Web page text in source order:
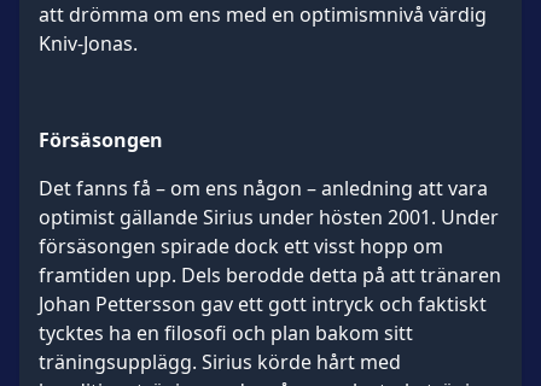
att drömma om ens med en optimismnivå värdig
Kniv-Jonas.
Försäsongen
Det fanns få – om ens någon – anledning att vara
optimist gällande Sirius under hösten 2001. Under
försäsongen spirade dock ett visst hopp om
framtiden upp. Dels berodde detta på att tränaren
Johan Pettersson gav ett gott intryck och faktiskt
tycktes ha en filosofi och plan bakom sitt
träningsupplägg. Sirius körde hårt med